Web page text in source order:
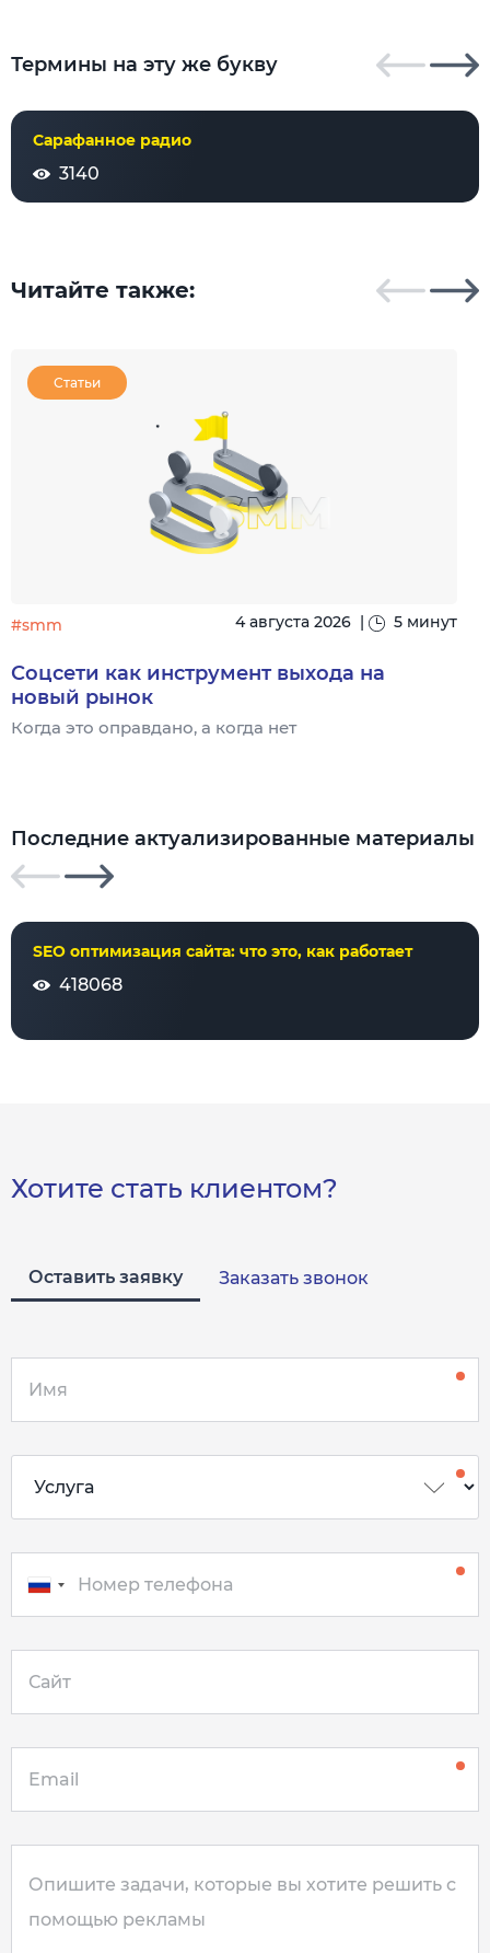
Термины на эту же букву
Сарафанное радио
3140
Читайте также:
Статьи
#smm 4 августа 2026 | 5 минут
Соцсети как инструмент выхода на
новый рынок
Когда это оправдано, а когда нет
Последние актуализированные материалы
SEO оптимизация сайта: что это, как работает
418068
Хотите стать клиентом?
Оставить заявку Заказать звонок